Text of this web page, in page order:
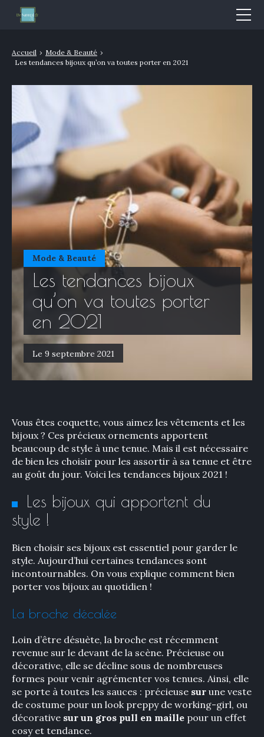
Mode & Beauté
Les tendances bijoux
qu’on va toutes porter
en 2021
Le 9 septembre 2021
Accueil › Mode & Beauté ›
Les tendances bijoux qu’on va toutes porter en 2021
Vous êtes coquette, vous aimez les vêtements et les
bijoux ? Ces précieux ornements apportent
beaucoup de style à une tenue. Mais il est nécessaire
de bien les choisir pour les assortir à sa tenue et être
au goût du jour. Voici les tendances bijoux 2021 !
Les bijoux qui apportent du
style !
Bien choisir ses bijoux est essentiel pour garder le
style. Aujourd’hui certaines tendances sont
incontournables. On vous explique comment bien
porter vos bijoux au quotidien !
La broche décalée
Loin d’être désuète, la broche est récemment
revenue sur le devant de la scène. Précieuse ou
décorative, elle se décline sous de nombreuses
formes pour venir agrémenter vos tenues. Ainsi, elle
se porte à toutes les sauces : précieuse sur une veste
de costume pour un look preppy de working-girl, ou
décorative sur un gros pull en maille pour un effet
cosy et tendance.
Bien-être & Santé
Sport
Bio/Naturel
GLOSSAIRE